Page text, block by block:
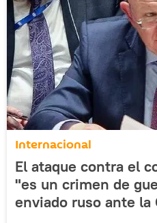
Internacional
El ataque contra el
"es un crimen de
enviado ruso ante la